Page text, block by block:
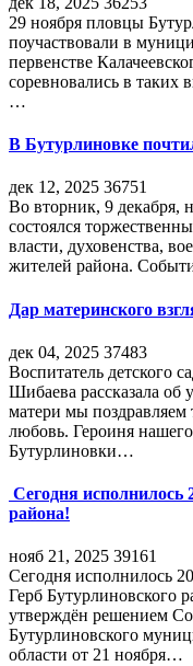
29 ноября пловцы
поучаствовали в
первенстве
соревновались в таких
…
В Бутурлиновке
дек 12, 2025 36751
Во вторник, 9 декабря,
состоялся
власти, духовенства,
жителей района.
Дар материнского
дек 04, 2025 37483
Воспитатель детского
Шибаева рассказала об
матери мы поздравляем
любовь. Героиня
Бутурлиновки…
Сегодня исполнилось
района!
нояб 21, 2025 39161
Сегодня исполнилось
Герб Бутурлиновского
утверждён решением
Бутурлиновского
области от 21 ноября…